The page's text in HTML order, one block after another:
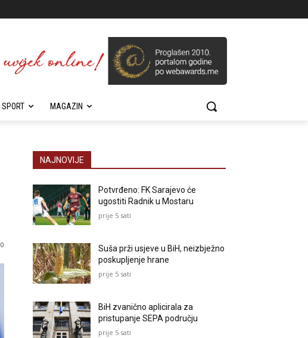
SPORT MAGAZIN
0
NAJNOVIJE
Potvrđeno: FK Sarajevo će
ugostiti Radnik u Mostaru
prije 5 sati
Suša prži usjeve u BiH, neizbježno
poskupljenje hrane
prije 5 sati
BiH zvanično aplicirala za
pristupanje SEPA području
prije 5 sati